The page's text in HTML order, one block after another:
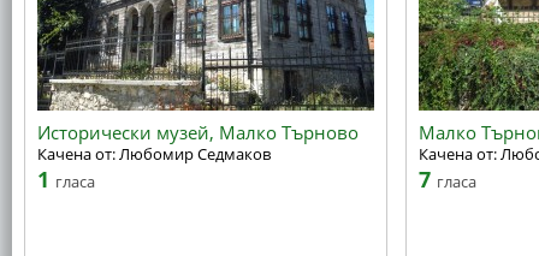
Исторически музей, Малко Търново
Качена от: Любомир Седмаков
1 гласа
Малко
Качена от:
7 гласа